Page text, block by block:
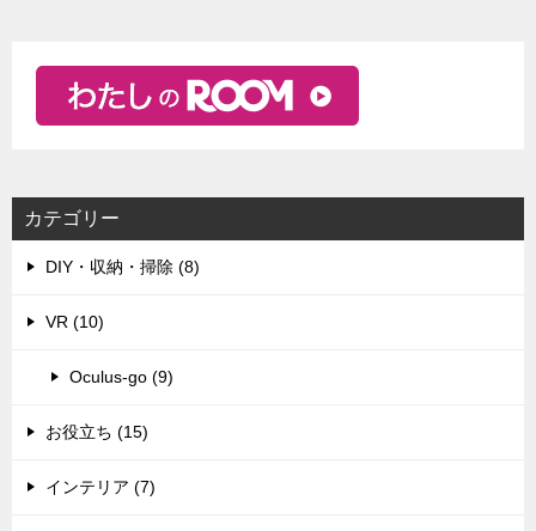
カテゴリー
DIY・収納・掃除 (8)
VR (10)
Oculus-go (9)
お役立ち (15)
インテリア (7)